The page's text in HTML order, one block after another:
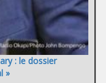
: le dossier
»